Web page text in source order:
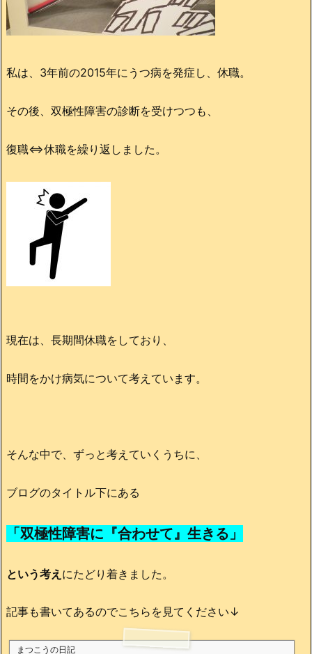
私は、3年前の2015年にうつ病を発症し、休職。
その後、双極性障害の診断を受けつつも、
復職⇔休職を繰り返しました。
現在は、長期間休職をしており、
時間をかけ病気について考えています。
そんな中で、ずっと考えていくうちに、
ブログのタイトル下にある
「双極性障害に『合わせて』生きる」
という考え にたどり着きました。
記事も書いてあるのでこちらを見てください↓
まつこうの日記